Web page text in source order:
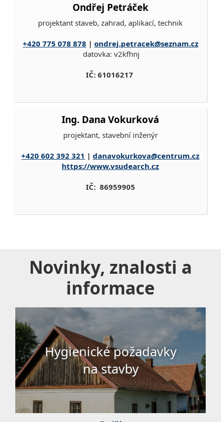
Ondřej Petráček
projektant staveb, zahrad, aplikací, technik
+420 775 078 878 | ondrej.petracek@seznam.cz
datovka: v2kfhnj
IČ: 61016217
Ing. Dana Vokurková
projektant, stavební inženýr
+420 602 392 321 |danavokurkova@centrum.cz
https://www.vsudearch.cz
IČ: 86959905
Novinky, znalosti a
informace
Hygienické požadavky
na stavby